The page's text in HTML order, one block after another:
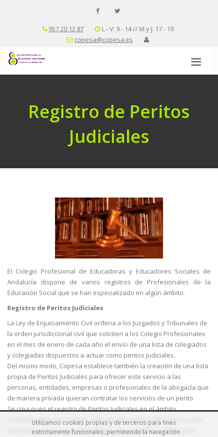
957 20 12 87
L - V: 9 - 14 // M y J: 17 - 19
copesa@copesa.es
Registro de Peritos
Judiciales
El Colegio Profesional de Educadoras y Educadores Sociales de
Andalucía dispone de varios registros de Profesionales de la
Educación Social que se han especializado en algún ámbito.
Registro de Peritos Judiciales
La Ley de Enjuiciamiento Civil ordena a los Juzgados y Tribunales de
la orden jurisdiccional civil que soliciten a los Colegio Profesionales
en el mes de enero de cada año el envío de una lista de colegiados
y colegiadas dispuestos a actuar como peritos judiciales.
Del mismo modo, Copesa establece también la creación de una lista
propia de Peritos Judiciales para ofrecer este servicio a las
personas, entidades, empresas o profesionales de la abogacía que
de manera privada quieran contratar los servicios de un perito.
Se crea pues el registro de Peritos Judiciales en el ámbito
socioeducativo, por un lado, con una lista propia del Copesa y, por
otro lado, para el envío de las listas a los Juzgados y Tribunales.
Utilizamos cookies propias y de terceros para fines
estrictamente funcionales, permitiendo la navegación